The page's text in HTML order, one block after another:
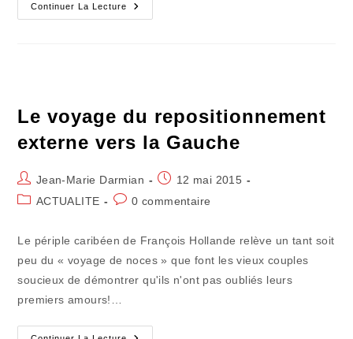
Continuer La Lecture
Moi
Aussi
Le voyage du repositionnement
externe vers la Gauche
Auteur/autrice
de
Jean-Marie Darmian
Publication
publiée :
12 mai 2015
PostACTUALITE
Commentaires
publication :
0 commentaire
Le périple caribéen de François Hollande relève un tant soit
peu du « voyage de noces » que font les vieux couples
soucieux de démontrer qu'ils n'ont pas oubliés leurs
premiers amours!…